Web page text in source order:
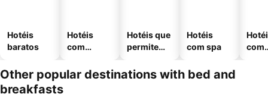
Hotéis
baratos
Hotéis
com
Hotéis que
permitem
Hotéis
com spa
com
Other popular destinations with bed and
breakfasts